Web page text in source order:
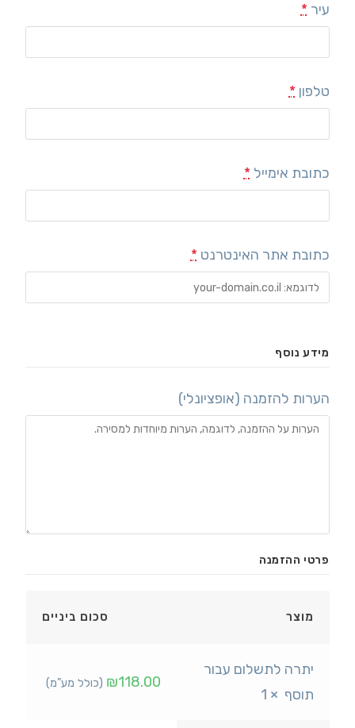
עיר *
טלפון *
כתובת אימייל *
כתובת אתר האינטרנט *
מידע נוסף
הערות להזמנה (אופציונלי)
פרטי ההזמנה
מוצר סכום ביניים
יתרה לתשלום עבור
תוסף × 1
₪118.00 (כולל מע"מ)